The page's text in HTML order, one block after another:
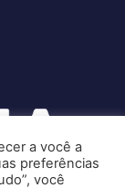
a você a
preferências
você